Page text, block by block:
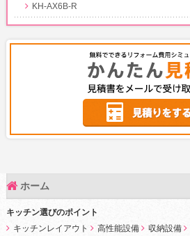
KH-AX6B-R
ホーム
キッチン選びのポイント
キッチンレイアウト
高性能設備 収納設備